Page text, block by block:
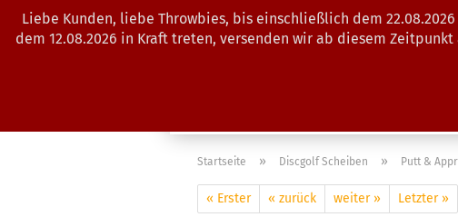
Liebe Kunden, liebe Throwbies, bis einschließlich dem
dem 12.08.2026 in Kraft treten, versenden wir ab diesem
Startseite » Discgolf Scheiben » Putt &
« Erster « zurück weiter » Letzter »